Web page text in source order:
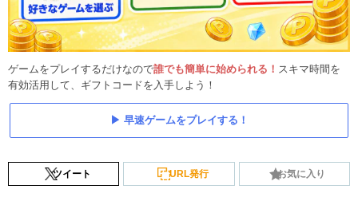
ゲームをプレイするだけなので誰でも簡単に始められる！ スキマ時間を
有効活用して、ギフトコードを入手しよう！
早速ゲームをプレイする！
ツイート URL発行 お気に入り